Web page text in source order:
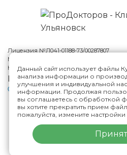
Лицензия №Л041-01188-73/00287807
Многопрофильная клиника Н.Березиной
Карта сайта
Версия сайта для
Политика конфиденциальности
ИМЕЮТСЯ
НЕОБХОДИМА
Данный сайт использует файлы
анализа информации о
улучшения и индивидуальной
информации. Продолжая
вы соглашаетесь с обработкой
вы хотите прекратить прием
пожалуйста, измените